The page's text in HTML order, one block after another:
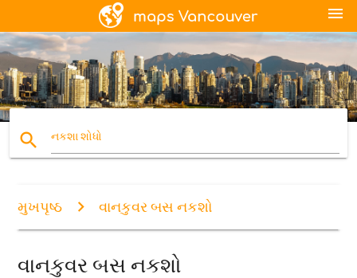
menu
search નકશા શોધો
મુખપૃષ્ઠ વાનકુવર બસ નકશો
વાનકુવર બસ નકશો